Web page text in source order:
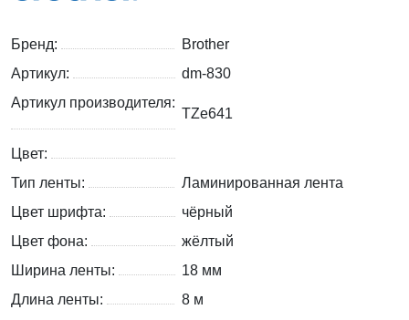
Бренд:
Brother
Артикул:
dm-830
Артикул производителя:
TZe641
Цвет:
Тип ленты:
Ламинированная лента
Цвет шрифта:
чёрный
Цвет фона:
жёлтый
Ширина ленты:
18 мм
Длина ленты:
8 м